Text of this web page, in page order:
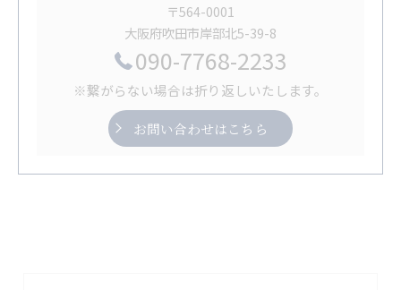
〒564-0001
大阪府吹田市岸部北5-39-8
090-7768-2233
※繋がらない場合は折り返しいたします。
お問い合わせはこちら